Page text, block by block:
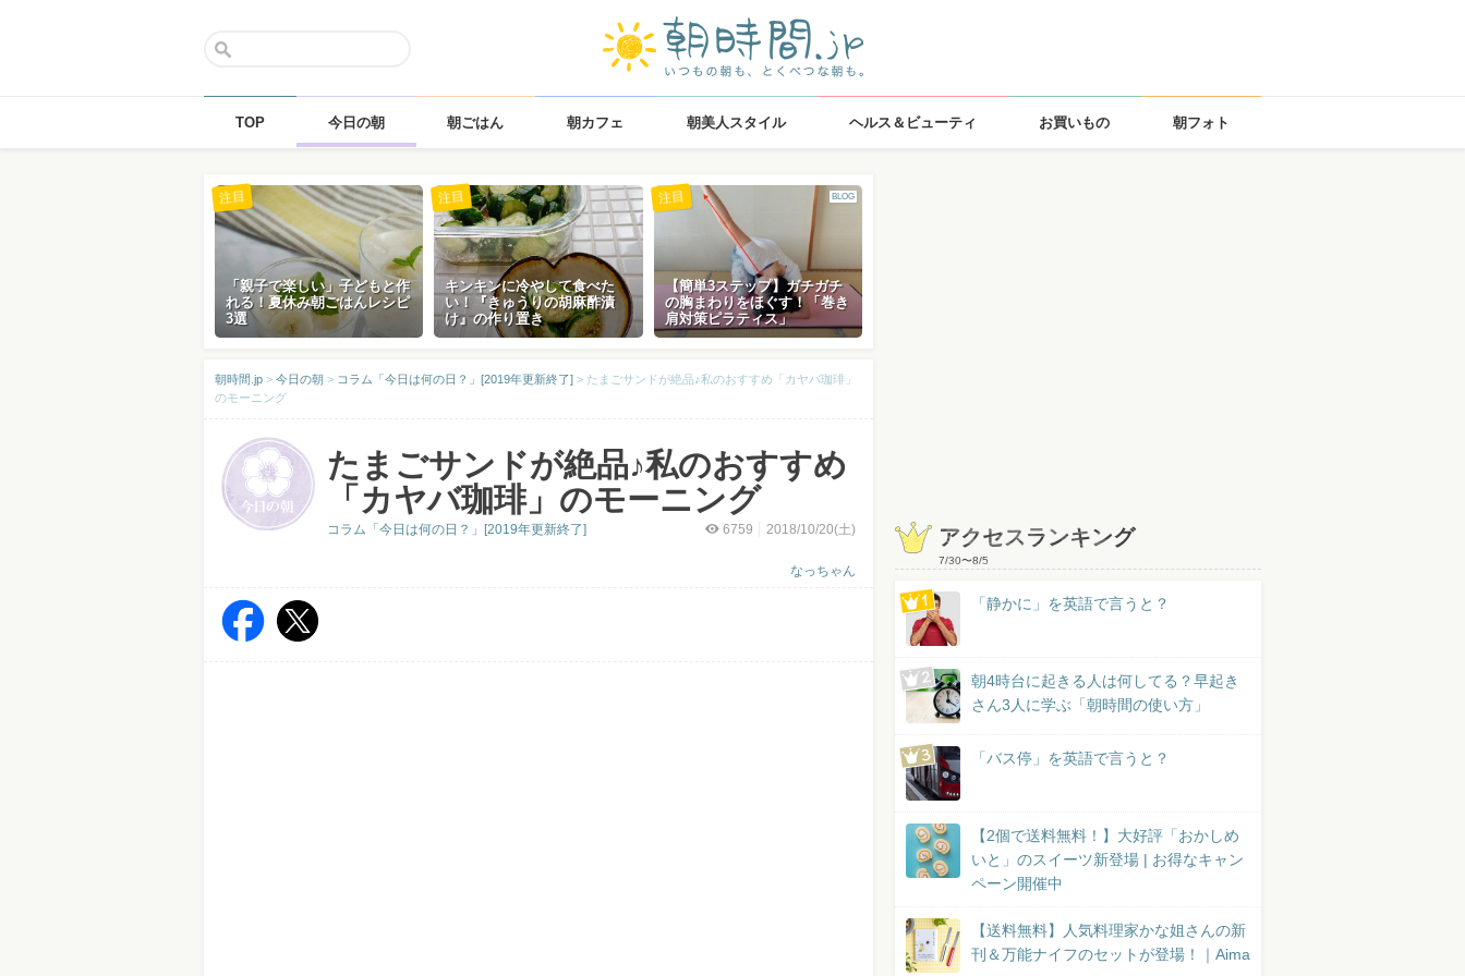
TOP 今日の朝 朝ごはん 朝カフェ 朝美人スタイル ヘルス＆ビューティ お買いもの 朝フォト
「親子で楽しい」子どもと作
れる！夏休み朝ごはんレシピ
3選
注目
キンキンに冷やして食べた
い！『きゅうりの胡麻酢漬
け』の作り置き
注目 BLOG
【簡単3ステップ】ガチガチ
の胸まわりをほぐす！「巻き
肩対策ピラティス」
注目
朝時間.jp > 今日の朝 > コラム「今日は何の日？」[2019年更新終了] > たまごサンドが絶品♪私のおすすめ「カヤバ珈琲」
のモーニング
たまごサンドが絶品♪私のおすすめ
「カヤバ珈琲」のモーニング
6759 2018/10/20(土)
なっちゃん
コラム「今日は何の日？」[2019年更新終了] アクセスランキング
7/30〜8/5
「静かに」を英語で言うと？
朝4時台に起きる人は何してる？早起き
さん3人に学ぶ「朝時間の使い方」
「バス停」を英語で言うと？
【2個で送料無料！】大好評「おかしめ
いと」のスイーツ新登場 | お得なキャン
ペーン開催中
【送料無料】人気料理家かな姐さんの新
刊＆万能ナイフのセットが登場！｜Aima